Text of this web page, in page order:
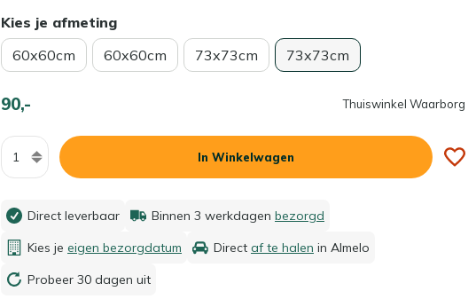
Kies je afmeting
60x60cm
60x60cm 73x73cm 73x73cm
90,- Thuiswinkel Waarborg
Aantal
In Winkelwagen
Direct leverbaar Binnen 3 werkdagen bezorgd
Kies je eigen bezorgdatum Direct af te halen in Almelo
Probeer 30 dagen uit